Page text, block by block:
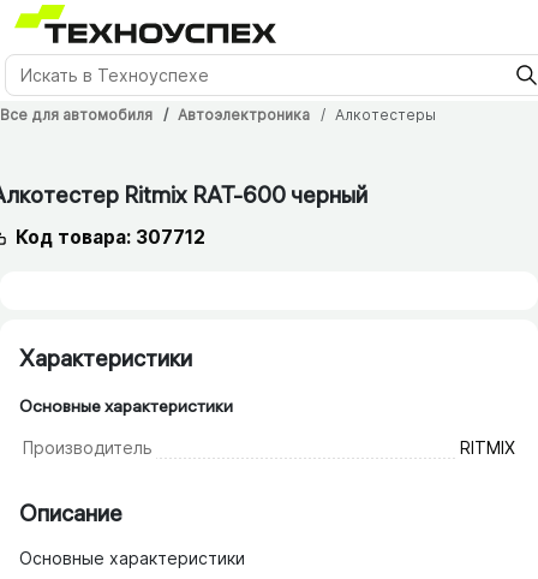
Все для автомобиля Автоэлектроника Алкотестеры
Ritmix RAT-600 черный
Код товара: 307712
Характеристики
Основные характеристики
Производитель RITMIX
Описание
Основные характеристики